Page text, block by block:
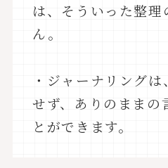
は、そういった整
ん。
・ジャーナリング
せず、ありのままの
とができます。